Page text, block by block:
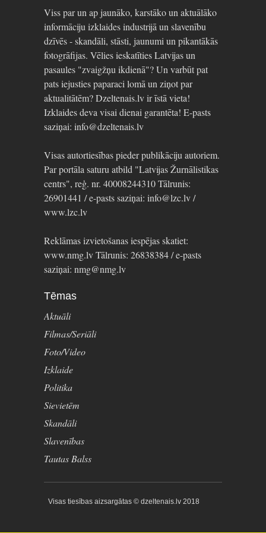
Viss par un ap jaunāko, karstāko un aktuālāko
informāciju izklaides industrijā un slavenību
dzīvēs - skandāli, stāsti, jaunumi un pikantākās
fotogrāfijas. Vēlies ieskatīties Latvijas un
pasaules "zvaigžņu ikdienā"? Un varbūt pat
pats iejusties paparaci lomā un ziņot par
aktualitātēm? Dzeltenais.lv ir īstā vieta!
Izklaides deva visai dienai garantēta! E-pasts
saziņai: info@dzeltenais.lv
Visas autortiesības pieder publikāciju autoriem.
Par portāla saturu atbild "Latvijas Žurnālistikas
centrs", reģ. nr. 40008244310 Tālrunis:
26901441 / e-pasts saziņai: info@lzc.lv /
www.lzc.lv
Reklāmas izvietošanas iespējas skatiet:
www.nmg.lv Tālrunis: 26838384 / e-pasts
saziņai: nmg@nmg.lv
Tēmas
Aktuāli
Filmas/Seriāli
Foto/Video
Izklaide
Politika
Sievietēm
Skandāli
Slavenības
Tautas Balss
Visas tiesības aizsargātas © dzeltenais.lv 2018